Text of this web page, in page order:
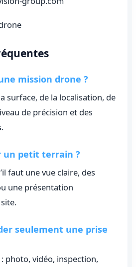
mission drone ?
surface, de la localisation, de
de précision et des
un petit terrain ?
faut une vue claire, des
une présentation
seulement une prise
photo, vidéo, inspection,